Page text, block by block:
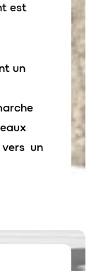
est
un
vers un